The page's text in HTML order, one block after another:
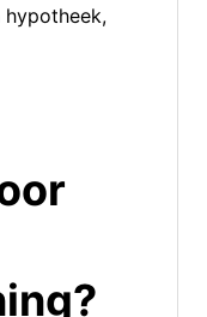
hypotheek,